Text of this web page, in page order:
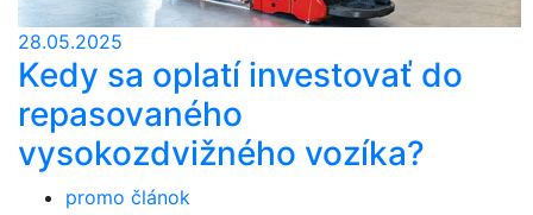
28.05.2025
Kedy sa oplatí investovať do
repasovaného
vysokozdvižného vozíka?
promo článok